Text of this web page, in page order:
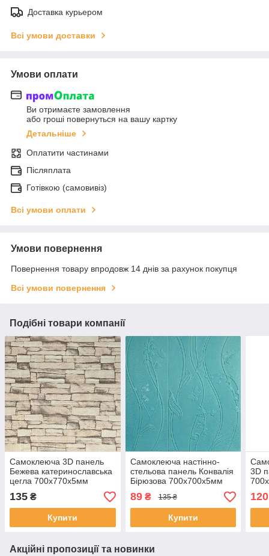
Доставка курьером
Всі умови доставки
Умови оплати
Ви отримаєте замовлення
або гроші повернуться на вашу картку
Детальніше
Оплатити частинами
Післяплата
Готівкою (самовивіз)
Всі умови оплати
Умови повернення
Повернення товару впродовж 14 днів за рахунок покупця
Всі умови повернення
Подібні товари компанії
Самоклеюча 3D панель
Бежева катеринославська
цегла 700x770x5мм
135 ₴
Купити
Самоклеюча настінно-
стельова панель Конвалія
Бірюзова 700x700x5мм
89₴ 135 ₴
Купити
3D
120
Акційні пропозиції та новинки